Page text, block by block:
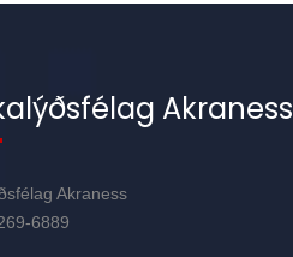
Akraness
Akraness
6889